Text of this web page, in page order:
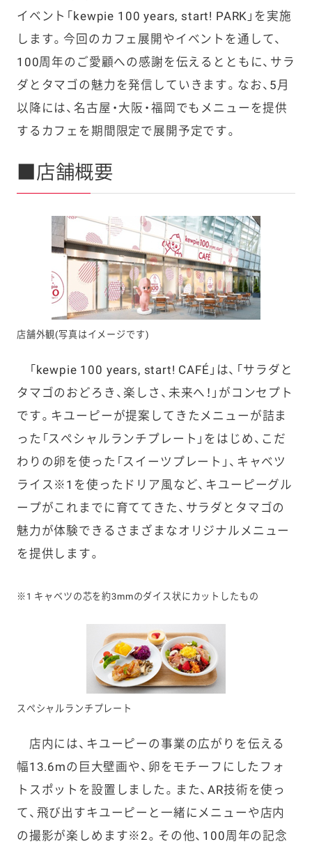
イベント「kewpie 100 years, start! PARK」を実施
します。今回のカフェ展開やイベントを通して、
100周年のご愛顧への感謝を伝えるとともに、サラ
ダとタマゴの魅力を発信していきます。なお、5月
以降には、名古屋・大阪・福岡でもメニューを提供
するカフェを期間限定で展開予定です。
■店舗概要
店舗外観(写真はイメージです)
「kewpie 100 years, start! CAFÉ」は、「サラダと
タマゴのおどろき、楽しさ、未来へ！」がコンセプト
です。キユーピーが提案してきたメニューが詰ま
った「スペシャルランチプレート」をはじめ、こだ
わりの卵を使った「スイーツプレート」、キャベツ
ライス※1を使ったドリア風など、キユーピーグル
ープがこれまでに育ててきた、サラダとタマゴの
魅力が体験できるさまざまなオリジナルメニュー
を提供します。
※1 キャベツの芯を約3mmのダイス状にカットしたもの
スペシャルランチプレート
店内には、キユーピーの事業の広がりを伝える
幅13.6mの巨大壁画や、卵をモチーフにしたフォ
トスポットを設置しました。また、AR技術を使っ
て、飛び出すキユーピーと一緒にメニューや店内
の撮影が楽しめます※2。その他、100周年の記念